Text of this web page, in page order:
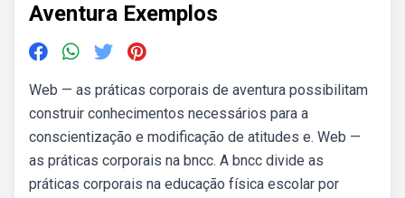
Aventura Exemplos
Web — as práticas corporais de aventura possibilitam
construir conhecimentos necessários para a
conscientização e modificação de atitudes e. Web —
as práticas corporais na bncc. A bncc divide as
práticas corporais na educação física escolar por